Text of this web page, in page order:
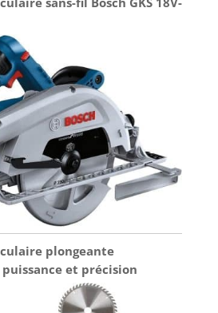
plongeante
puissance et précision